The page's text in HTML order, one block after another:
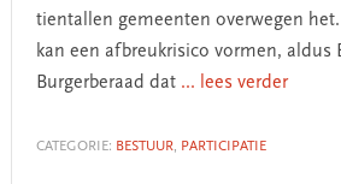
tientallen gemeenten overwegen
kan een afbreukrisico vormen, aldus
Burgerberaad dat ... lees verder
CATEGORIE: BESTUUR, PARTICIPATIE